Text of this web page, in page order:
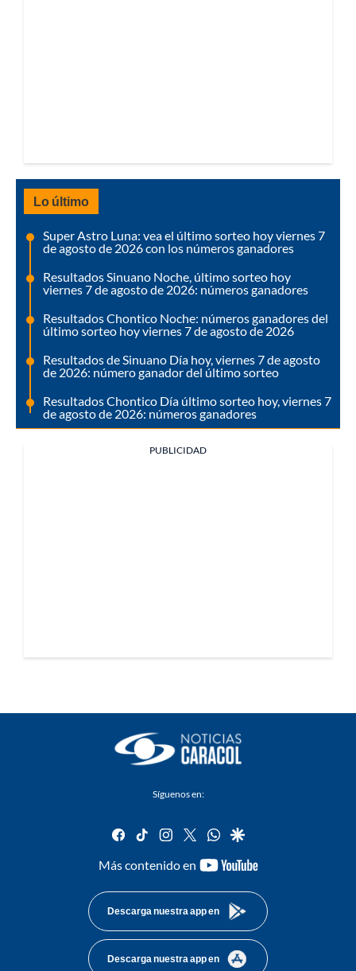
Lo último
Super Astro Luna: vea el último sorteo hoy viernes 7
de agosto de 2026 con los números ganadores
Resultados Sinuano Noche, último sorteo hoy
viernes 7 de agosto de 2026: números ganadores
Resultados Chontico Noche: números ganadores del
último sorteo hoy viernes 7 de agosto de 2026
Resultados de Sinuano Día hoy, viernes 7 de agosto
de 2026: número ganador del último sorteo
Resultados Chontico Día último sorteo hoy, viernes 7
de agosto de 2026: números ganadores
PUBLICIDAD
Síguenos en:
facebook
tiktok instagram
twitterwhatsapp
google
Más contenido en
youtube-
Descarga nuestra app en
Descarga nuestra app en